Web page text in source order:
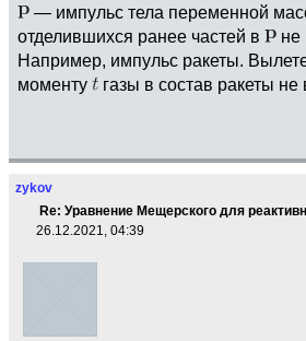
— импульс тела переменной
отделившихся ранее частей в
не
Например, импульс ракеты.
моменту
газы в состав ракеты не
zykov
Re: Уравнение Мещерского для
26.12.2021, 04:39